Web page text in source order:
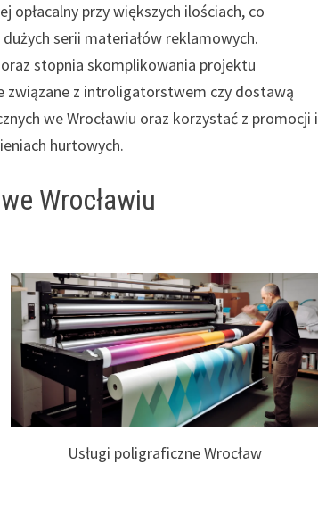
przy większych ilościach, co
serii materiałów reklamowych.
stopnia skomplikowania projektu
związane z introligatorstwem czy dostawą
we Wrocławiu oraz korzystać z promocji i
hurtowych.
Wrocławiu
Usługi poligraficzne Wrocław